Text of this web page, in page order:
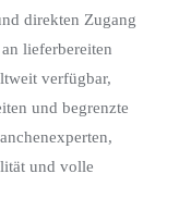
direkten Zugang
lieferbereiten
verfügbar,
und begrenzte
und volle